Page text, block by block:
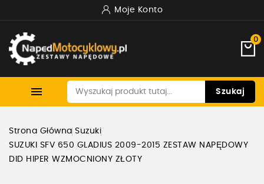
Moje Konto
0
 Szukaj
Strona Główna Suzuki
SUZUKI SFV 650 GLADIUS 2009-2015 ZESTAW NAPĘDOWY
DID HIPER WZMOCNIONY ZŁOTY